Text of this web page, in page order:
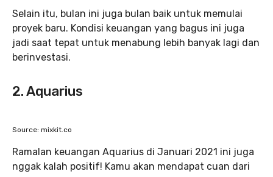
Selain itu, bulan ini juga bulan baik untuk memulai
proyek baru. Kondisi keuangan yang bagus ini juga
jadi saat tepat untuk menabung lebih banyak lagi dan
berinvestasi.
2. Aquarius
Source: mixkit.co
Ramalan keuangan Aquarius di Januari 2021 ini juga
nggak kalah positif! Kamu akan mendapat cuan dari